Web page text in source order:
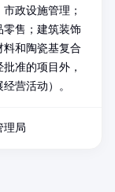
政设施管理；
零售；建筑装饰
和陶瓷基复合
准的项目外，
营活动）。
理局